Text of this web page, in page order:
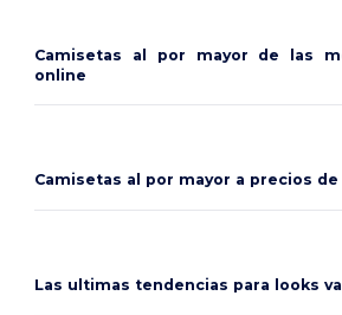
Camisetas al por mayor de las
online
Camisetas al por mayor a precios
Las ultimas tendencias para looks